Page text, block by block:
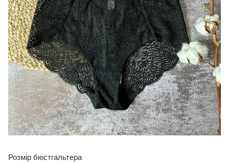
Розмір бюстгальтера